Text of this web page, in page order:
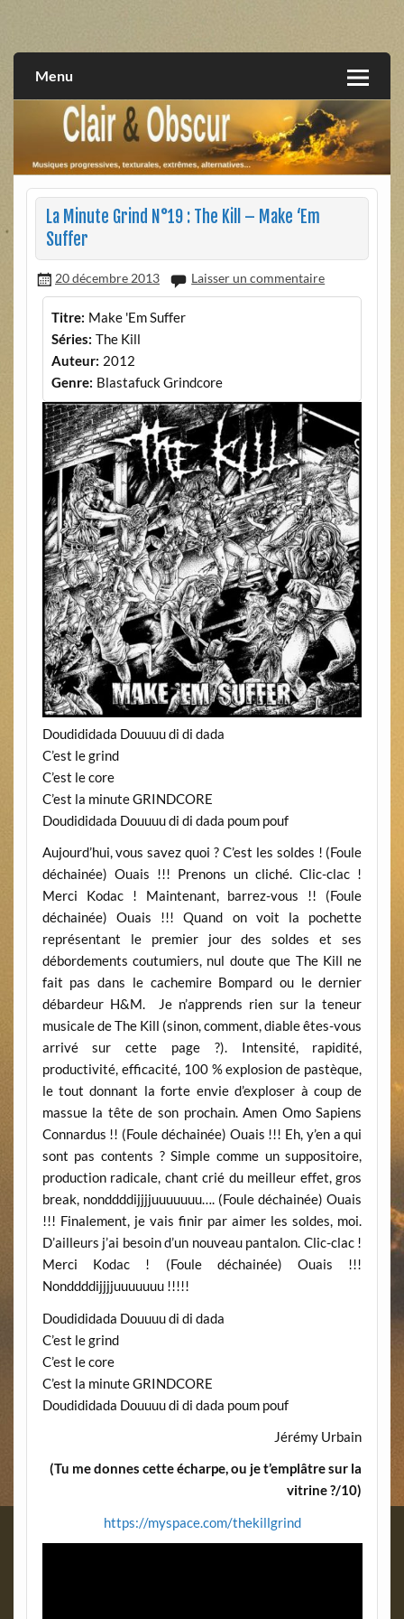
extrêmes, alternatives, texturales
Menu
La Minute Grind N°19 : The Kill – Make ‘Em
Suffer
20 décembre 2013 Laisser un commentaire
Titre: Make 'Em Suffer
Séries: The Kill
Auteur: 2012
Genre: Blastafuck Grindcore
Doudididada Douuuu di di dada
C’est le grind
C’est le core
C’est la minute GRINDCORE
Doudididada Douuuu di di dada poum pouf
Aujourd’hui, vous savez quoi ? C’est les soldes ! (Foule
déchainée) Ouais !!! Prenons un cliché. Clic-clac !
Merci Kodac ! Maintenant, barrez-vous !! (Foule
déchainée) Ouais !!! Quand on voit la pochette
représentant le premier jour des soldes et ses
débordements coutumiers, nul doute que The Kill ne
fait pas dans le cachemire Bompard ou le dernier
débardeur H&M. Je n’apprends rien sur la teneur
musicale de The Kill (sinon, comment, diable êtes-vous
arrivé sur cette page ?). Intensité, rapidité,
productivité, efficacité, 100 % explosion de pastèque,
le tout donnant la forte envie d’exploser à coup de
massue la tête de son prochain. Amen Omo Sapiens
Connardus !! (Foule déchainée) Ouais !!! Eh, y’en a qui
sont pas contents ? Simple comme un suppositoire,
production radicale, chant crié du meilleur effet, gros
break, nonddddijjjjuuuuuuu…. (Foule déchainée) Ouais
!!! Finalement, je vais finir par aimer les soldes, moi.
D’ailleurs j’ai besoin d’un nouveau pantalon. Clic-clac !
Merci Kodac ! (Foule déchainée) Ouais !!!
Nonddddijjjjuuuuuuu !!!!!
Doudididada Douuuu di di dada
C’est le grind
C’est le core
C’est la minute GRINDCORE
Doudididada Douuuu di di dada poum pouf
Jérémy Urbain
(Tu me donnes cette écharpe, ou je t’emplâtre sur la
vitrine ?/10)
https://myspace.com/thekillgrind